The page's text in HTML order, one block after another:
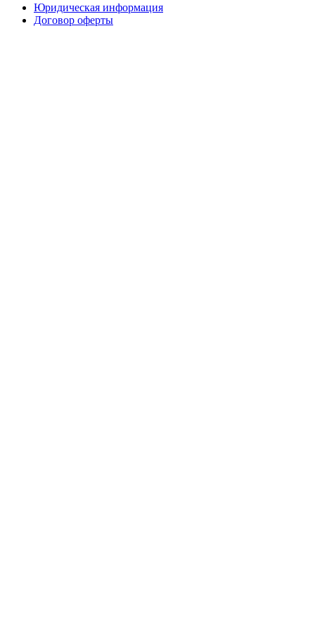
Юридическая информация
Договор оферты